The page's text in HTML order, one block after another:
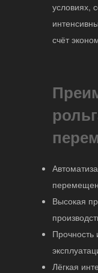
условиях,
счёт
Высокая
Прочность
Лёгкая